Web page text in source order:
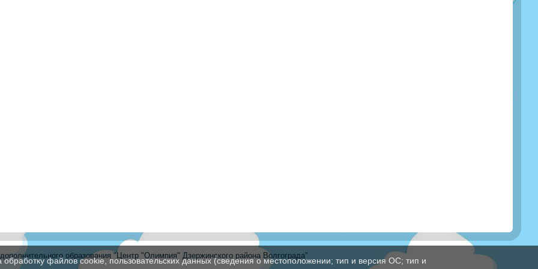
образования "Центр "Олимпия" Дзержинского района Волгограда"
файлов cookie, пользовательских данных (сведения о местоположении; тип и версия ОС; тип и